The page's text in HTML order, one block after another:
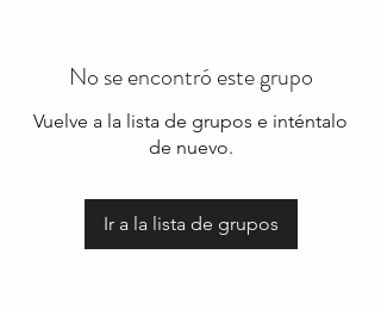
No se encontró este grupo
Vuelve a la lista de grupos e inténtalo
de nuevo.
Ir a la lista de grupos